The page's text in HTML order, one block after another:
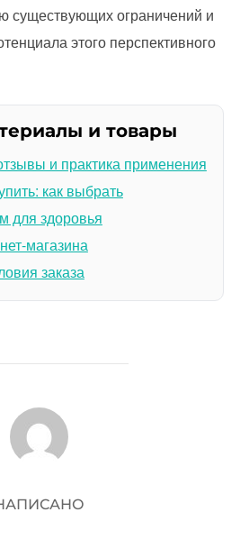
существующих ограничений и
этого перспективного
и товары
и практика применения
как выбрать
для здоровья
магазина
заказа
ЗАПИСИ